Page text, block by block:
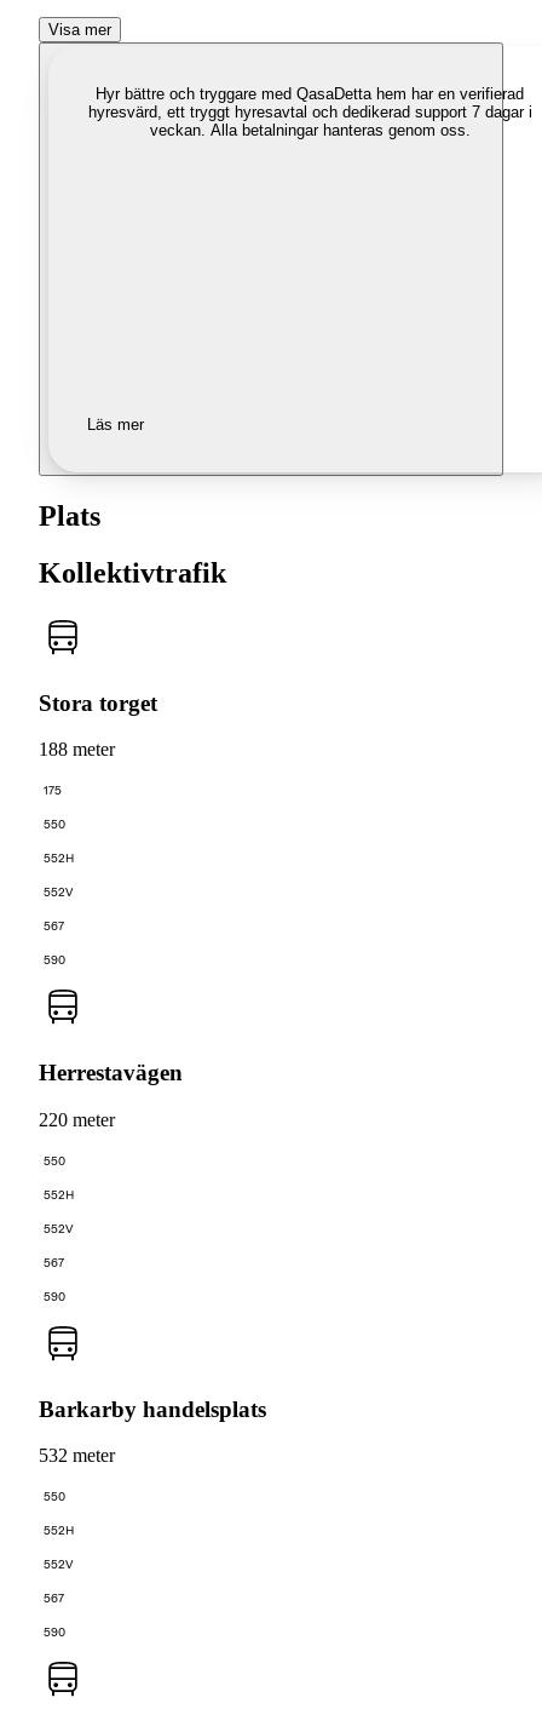
Visa mer
Hyr bättre och tryggare med QasaDetta hem har en verifierad
hyresvärd, ett tryggt hyresavtal och dedikerad support 7 dagar i
veckan. Alla betalningar hanteras genom oss.
Läs mer
Plats
Kollektivtrafik
Stora torget
188 meter
175
550
552H
552V
567
590
Herrestavägen
220 meter
550
552H
552V
567
590
Barkarby handelsplats
532 meter
550
552H
552V
567
590